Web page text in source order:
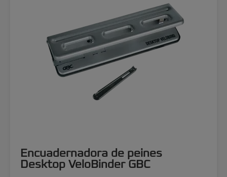
Encuadernadora de peines
Desktop VeloBinder GBC